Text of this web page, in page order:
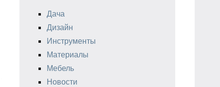
Дача
Дизайн
Инструменты
Материалы
Мебель
Новости